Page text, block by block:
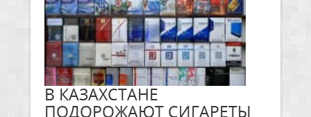
В КАЗАХСТАНЕ
ПОДОРОЖАЮТ СИГАРЕТЫ